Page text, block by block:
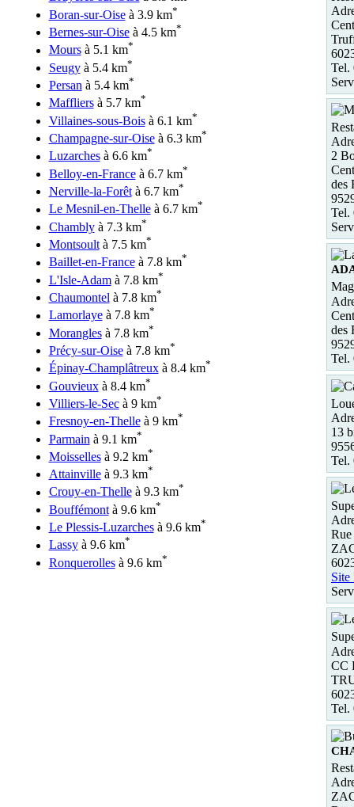
Boran-sur-Oiseà 3.9 km*
Bernes-sur-Oiseà 4.5 km*
Moursà 5.1 km*
Seugyà 5.4 km*
Persan à 5.4 km*
Maffliersà 5.7 km*
Villaines-sous-Boisà 6.1 km*
Champagne-sur-Oiseà 6.3 km*
Luzarchesà 6.6 km*
Belloy-en-Franceà 6.7 km*
Nerville-la-Forêtà 6.7 km*
Le Mesnil-en-Thelleà 6.7 km*
Chamblyà 7.3 km*
Montsoultà 7.5 km*
Baillet-en-Franceà 7.8 km*
L'Isle-Adamà 7.8 km*
Chaumontel à 7.8 km*
Lamorlayeà 7.8 km*
Moranglesà 7.8 km*
Précy-sur-Oiseà 7.8 km*
Épinay-Champlâtreuxà 8.4 km*
Gouvieuxà 8.4 km*
Villiers-le-Secà 9 km*
Fresnoy-en-Thelleà 9 km*
Parmain à 9.1 km*
Moissellesà 9.2 km*
Attainvilleà 9.3 km*
Crouy-en-Thelleà 9.3 km*
Bouffémontà 9.6 km*
Le Plessis-Luzarchesà 9.6 km*
Lassyà 9.6 km*
Ronquerollesà 9.6 km*
Tel.
2
des
Tel.
des
Tel.
13
Tel.
Site
CC
Tel.